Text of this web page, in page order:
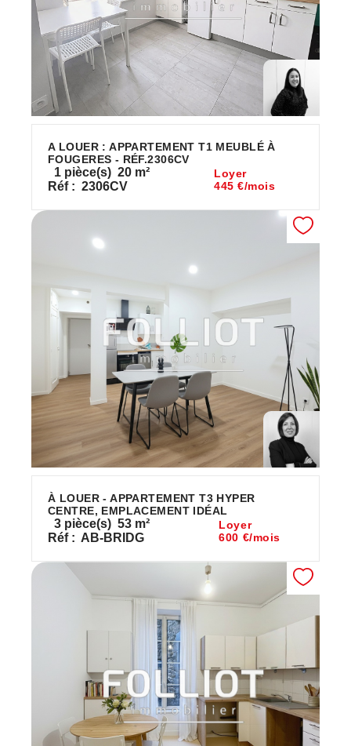
A LOUER : APPARTEMENT T1 MEUBLÉ À
FOUGERES - RÉF.2306CV
1 pièce(s) 20 m²
Réf : 2306CV
Loyer
445 €/mois
À LOUER - APPARTEMENT T3 HYPER
CENTRE, EMPLACEMENT IDÉAL
3 pièce(s) 53 m²
Réf : AB-BRIDG
Loyer
600 €/mois